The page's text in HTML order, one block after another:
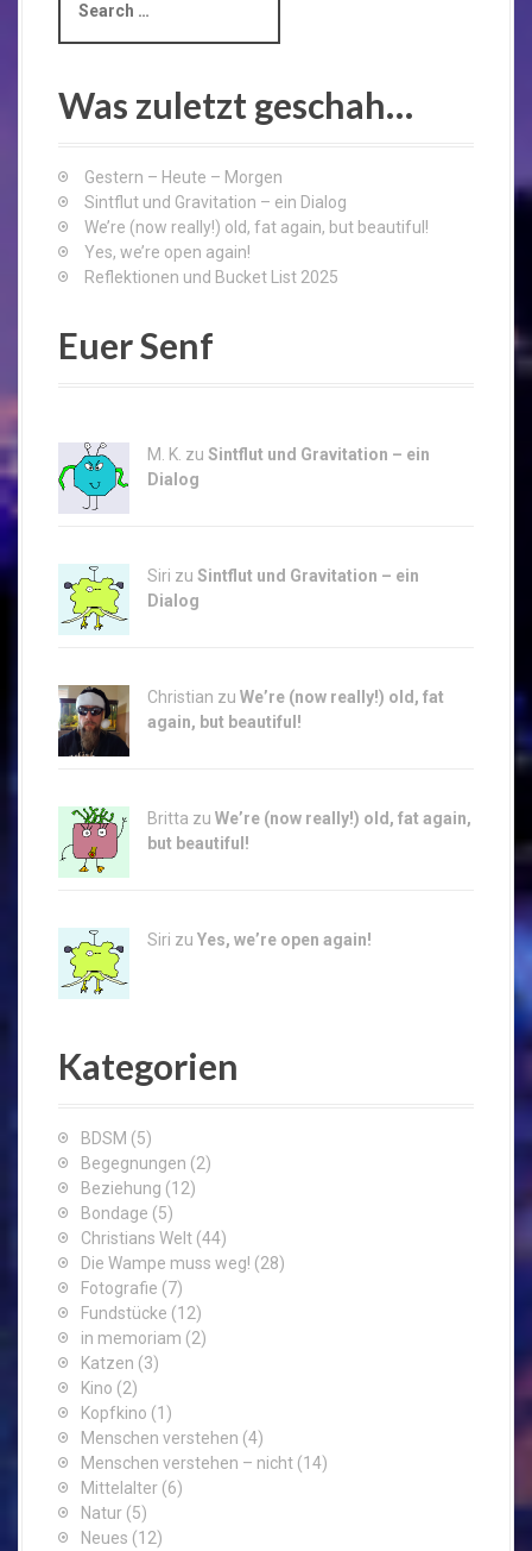
a
c
h
Was zuletzt geschah…
Gestern – Heute – Morgen
Sintflut und Gravitation – ein Dialog
We’re (now really!) old, fat again, but beautiful!
Yes, we’re open again!
Reflektionen und Bucket List 2025
Euer Senf
M. K. zu Sintflut und Gravitation – ein
Dialog
Siri zu Sintflut und Gravitation – ein
Dialog
Christian zu We’re (now really!) old, fat
again, but beautiful!
Britta zu We’re (now really!) old, fat again,
but beautiful!
Siri zu Yes, we’re open again!
Kategorien
BDSM (5)
Begegnungen (2)
Beziehung (12)
Bondage (5)
Christians Welt (44)
Die Wampe muss weg! (28)
Fotografie (7)
Fundstücke (12)
in memoriam (2)
Katzen (3)
Kino (2)
Kopfkino (1)
Menschen verstehen (4)
Menschen verstehen – nicht (14)
Mittelalter (6)
Natur (5)
Neues (12)